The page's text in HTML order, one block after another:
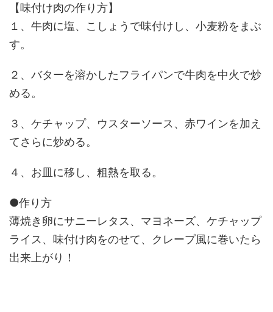
【味付け肉の作り方】
１、牛肉に塩、こしょうで味付けし、小麦粉をまぶ
す。
２、バターを溶かしたフライパンで牛肉を中火で炒
める。
３、ケチャップ、ウスターソース、赤ワインを加え
てさらに炒める。
４、お皿に移し、粗熱を取る。
●作り方
薄焼き卵にサニーレタス、マヨネーズ、ケチャップ
ライス、味付け肉をのせて、クレープ風に巻いたら
出来上がり！